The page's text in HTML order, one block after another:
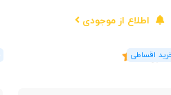
اطلاع از موجودی
(2 رای)
5